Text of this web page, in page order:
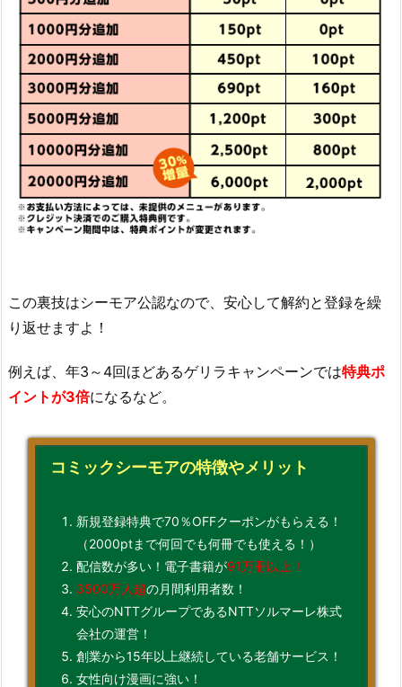
この裏技はシーモア公認なので、安心して解約と登録を繰
り返せますよ！
例えば、年3～4回ほどあるゲリラキャンペーンでは特典ポ
イントが3倍になるなど。
コミックシーモアの特徴やメリット
新規登録特典で70％OFFクーポンがもらえる！
（2000ptまで何回でも何冊でも使える！）
配信数が多い！電子書籍が91万冊以上！
3500万人超の月間利用者数！
安心のNTTグループであるNTTソルマーレ株式
会社の運営！
創業から15年以上継続している老舗サービス！
女性向け漫画に強い！